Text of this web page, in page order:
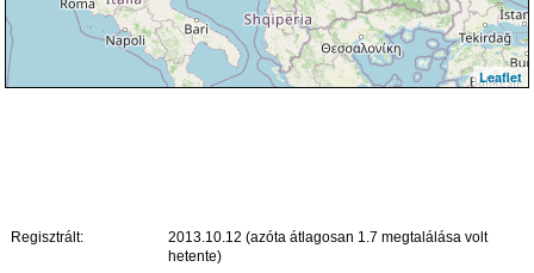
Leaflet
Regisztrált:
2013.10.12 (azóta átlagosan 1.7 megtalálása volt
hetente)